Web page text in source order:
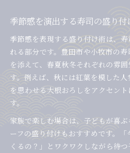
季節感を演出する寿司の盛り付
季節感を表現する盛り付け術は、
れる部分です。豊田市や小牧市の
を添えて、春夏秋冬それぞれの雰
す。例えば、秋には紅葉を模した
を思わせる大根おろしをアクセン
す。
家族で楽しむ場合は、子どもが喜
ーフの盛り付けもおすすめです。
くるの？」とワクワクしながら待